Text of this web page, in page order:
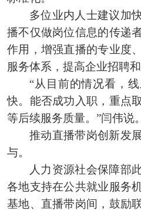
多位业内人士建议加
播不仅做岗位信息的传递
作用，增强直播的专业度
服务体系，提高企业招聘
“从目前的情况看，
快。能否成功入职，重点
等后续服务质量。”闫伟说。
推动直播带岗创新发
与。
人力资源社会保障部
各地支持在公共就业服务
基地、直播带岗间，鼓励